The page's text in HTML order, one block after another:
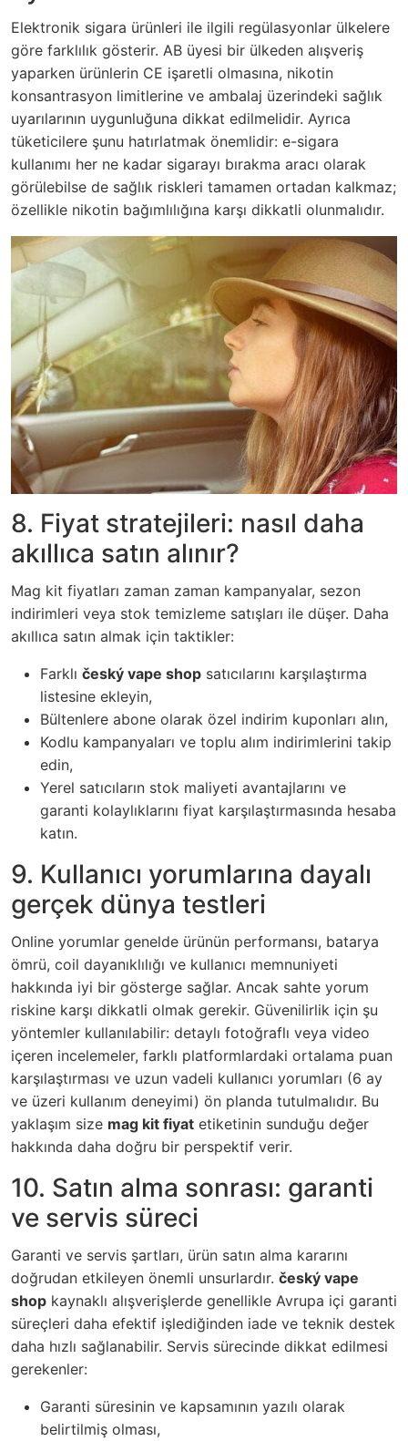
Elektronik sigara ürünleri ile ilgili regülasyonlar ülkelere
göre farklılık gösterir. AB üyesi bir ülkeden alışveriş
yaparken ürünlerin CE işaretli olmasına, nikotin
konsantrasyon limitlerine ve ambalaj üzerindeki sağlık
uyarılarının uygunluğuna dikkat edilmelidir. Ayrıca
tüketicilere şunu hatırlatmak önemlidir: e-sigara
kullanımı her ne kadar sigarayı bırakma aracı olarak
görülebilse de sağlık riskleri tamamen ortadan kalkmaz;
özellikle nikotin bağımlılığına karşı dikkatli olunmalıdır.
8. Fiyat stratejileri: nasıl daha
akıllıca satın alınır?
Mag kit fiyatları zaman zaman kampanyalar, sezon
indirimleri veya stok temizleme satışları ile düşer. Daha
akıllıca satın almak için taktikler:
Farklı český vape shop satıcılarını karşılaştırma
listesine ekleyin,
Bültenlere abone olarak özel indirim kuponları alın,
Kodlu kampanyaları ve toplu alım indirimlerini takip
edin,
Yerel satıcıların stok maliyeti avantajlarını ve
garanti kolaylıklarını fiyat karşılaştırmasında hesaba
katın.
9. Kullanıcı yorumlarına dayalı
gerçek dünya testleri
Online yorumlar genelde ürünün performansı, batarya
ömrü, coil dayanıklılığı ve kullanıcı memnuniyeti
hakkında iyi bir gösterge sağlar. Ancak sahte yorum
riskine karşı dikkatli olmak gerekir. Güvenilirlik için şu
yöntemler kullanılabilir: detaylı fotoğraflı veya video
içeren incelemeler, farklı platformlardaki ortalama puan
karşılaştırması ve uzun vadeli kullanıcı yorumları (6 ay
ve üzeri kullanım deneyimi) ön planda tutulmalıdır. Bu
yaklaşım size mag kit fiyat etiketinin sunduğu değer
hakkında daha doğru bir perspektif verir.
10. Satın alma sonrası: garanti
ve servis süreci
Garanti ve servis şartları, ürün satın alma kararını
doğrudan etkileyen önemli unsurlardır. český vape
shop kaynaklı alışverişlerde genellikle Avrupa içi garanti
süreçleri daha efektif işlediğinden iade ve teknik destek
daha hızlı sağlanabilir. Servis sürecinde dikkat edilmesi
gerekenler:
Garanti süresinin ve kapsamının yazılı olarak
belirtilmiş olması,